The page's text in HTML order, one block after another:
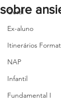
Geral
Ex-aluno
Itinerários
NAP
Infantil
Fundamental I
sobre